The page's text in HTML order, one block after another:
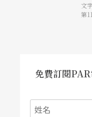
哲
詩
文
第
免費訂閱